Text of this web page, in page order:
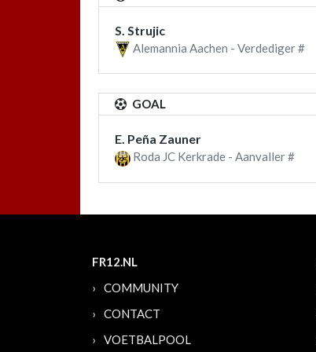
S. Strujic
Alemannia Aachen - Verdediger #
GOAL
E. Peña Zauner
Roda JC Kerkrade - Aanvaller #
FR12.NL
COMMUNITY
CONTACT
VOETBALPOOL